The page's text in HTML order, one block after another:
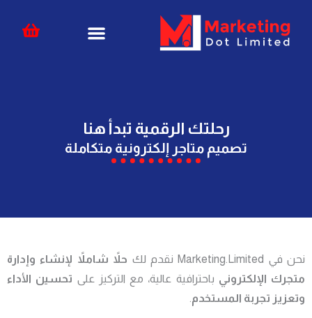
المحتوى
رحلتك الرقمية تبدأ هنا
تصميم متاجر إلكترونية متكاملة
نحن في Marketing.Limited نقدم لك
حلاً شاملاً لإنشاء وإدارة
متجرك الإلكتروني باحترافية عالية، مع التركيز على تحسين الأداء
وتعزيز تجربة المستخدم